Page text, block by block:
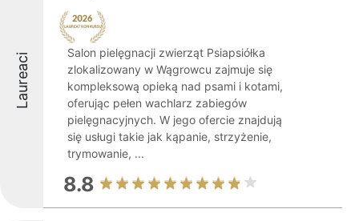
Laureaci
Salon pielęgnacji zwierząt Psiapsiółka
zlokalizowany w Wągrowcu zajmuje się
kompleksową opieką nad psami i kotami,
oferując pełen wachlarz zabiegów
pielęgnacyjnych. W jego ofercie znajdują
się usługi takie jak kąpanie, strzyżenie,
trymowanie, ...
8.8